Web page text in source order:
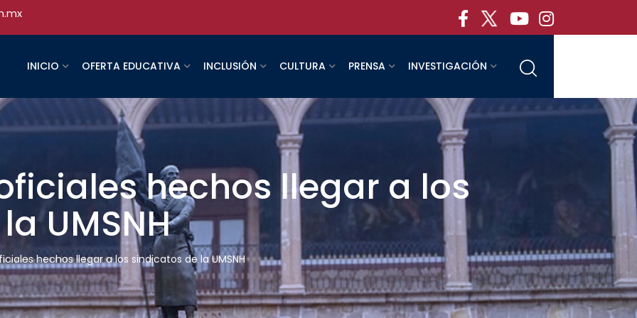
INICIO OFERTA EDUCATIVA INCLUSIÓN CULTURA PRENSA INVESTIGACIÓN
hechos llegar a los
UMSNH
hechos llegar a los sindicatos de la UMSNH